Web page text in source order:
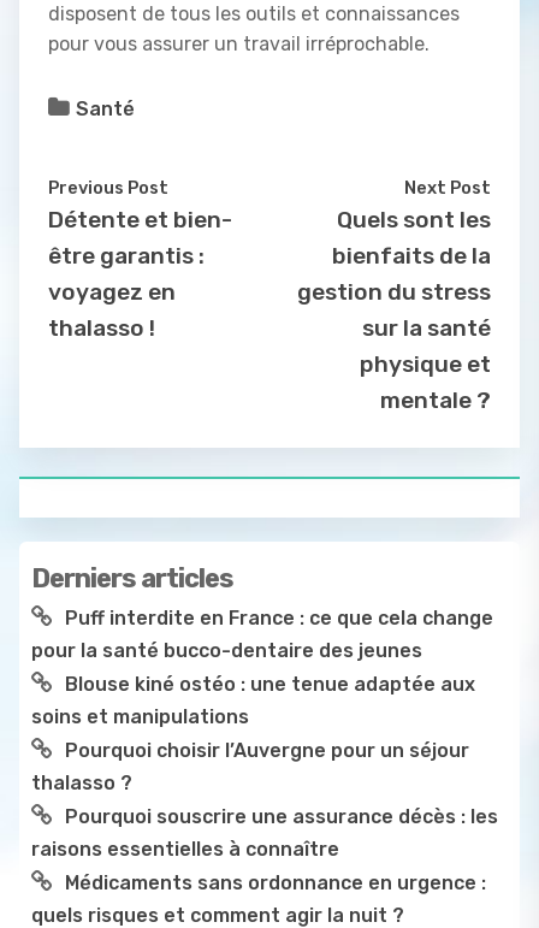
disposent de tous les outils et connaissances
pour vous assurer un travail irréprochable.
Santé
Previous Post
Détente et bien-
être garantis :
voyagez en
thalasso !
Next Post
Quels sont les
bienfaits de la
gestion du stress
sur la santé
physique et
mentale ?
Derniers articles
Puff interdite en France : ce que cela change
pour la santé bucco-dentaire des jeunes
Blouse kiné ostéo : une tenue adaptée aux
soins et manipulations
Pourquoi choisir l’Auvergne pour un séjour
thalasso ?
Pourquoi souscrire une assurance décès : les
raisons essentielles à connaître
Médicaments sans ordonnance en urgence :
quels risques et comment agir la nuit ?